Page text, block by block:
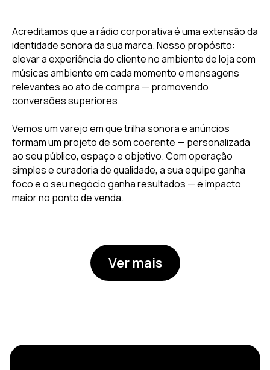
Acreditamos que a rádio corporativa é uma extensão da
identidade sonora da sua marca. Nosso propósito:
elevar a experiência do cliente no ambiente de loja com
músicas ambiente em cada momento e mensagens
relevantes ao ato de compra — promovendo
conversões superiores.
Vemos um varejo em que trilha sonora e anúncios
formam um projeto de som coerente — personalizada
ao seu público, espaço e objetivo. Com operação
simples e curadoria de qualidade, a sua equipe ganha
foco e o seu negócio ganha resultados — e impacto
maior no ponto de venda.
Ver mais